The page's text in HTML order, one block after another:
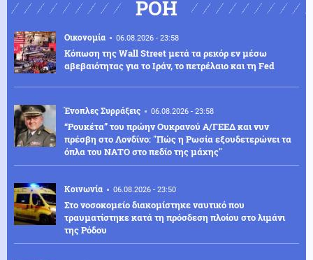
ΡΟΗ
Οικονομία 06.08.2026 - 23:58
Κόπωση της Wall Street μετά τα ρεκόρ εν μέσω
αβεβαιότητας για το Ιράν, το πετρέλαιο και τη Fed
Ένοπλες Συρράξεις 06.08.2026 - 23:58
“Ρουκέτα” του πρώην Ουκρανού Α/ΓΕΕΔ και νυν
πρέσβη στο Λονδίνο: "Πώς η Ρωσία εξουδετερώνει τα
όπλα του ΝΑΤΟ στο πεδίο της μάχης"
Κοινωνία 06.08.2026 - 23:50
Στο νοσοκομείο διακομίστηκε ναυτικό που
τραυματίστηκε κατά τη πρόσδεση πλοίου στο λιμάνι
της Ρόδου